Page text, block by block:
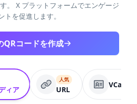
。 X プラットフォームでエンゲージ
トを促進します。
QRコードを作成
ィア
人気
URL
VCard